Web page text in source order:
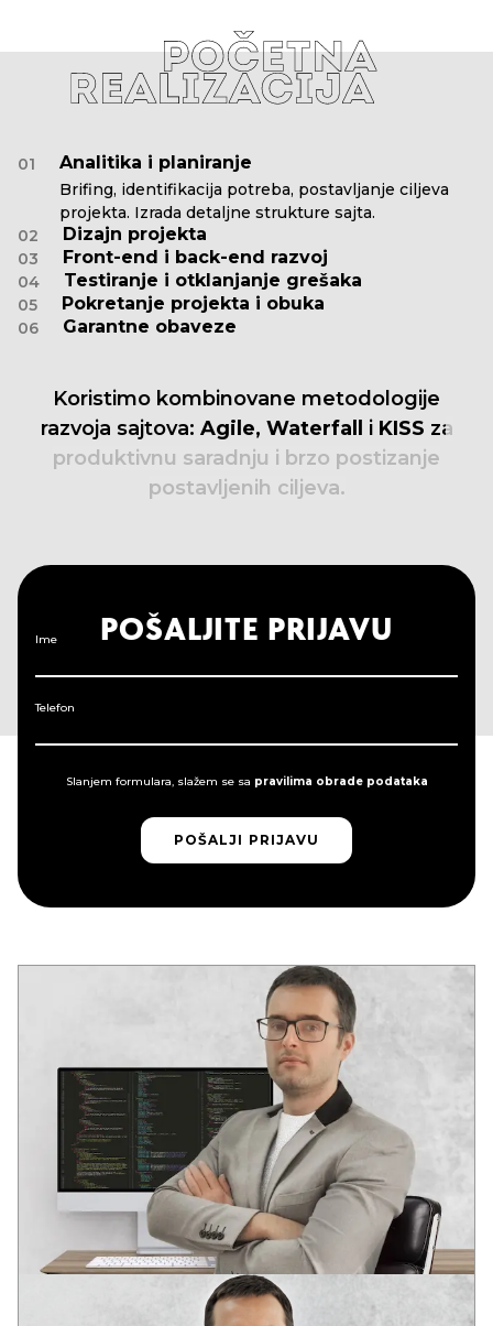
01 Analitika i planiranje
Brifing, identifikacija potreba, postavljanje ciljeva
projekta. Izrada detaljne strukture sajta.
02
Dizajn projekta
03 Front-end i back-end razvoj
04 Testiranje i otklanjanje grešaka
05 Pokretanje projekta i obuka
06 Garantne obaveze
Koristimo kombinovane metodologije
razvoja sajtova: Agile, Waterfall i KISS za
produktivnu saradnju i brzo postizanje
postavljenih ciljeva.
Ime
Telefon
Slanjem formulara, slažem se sa pravilima obrade podataka
POŠALJI PRIJAVU
POŠALJI PRIJAVU
POŠALJITE PRIJAVU
VODEĆI DEVELOPER